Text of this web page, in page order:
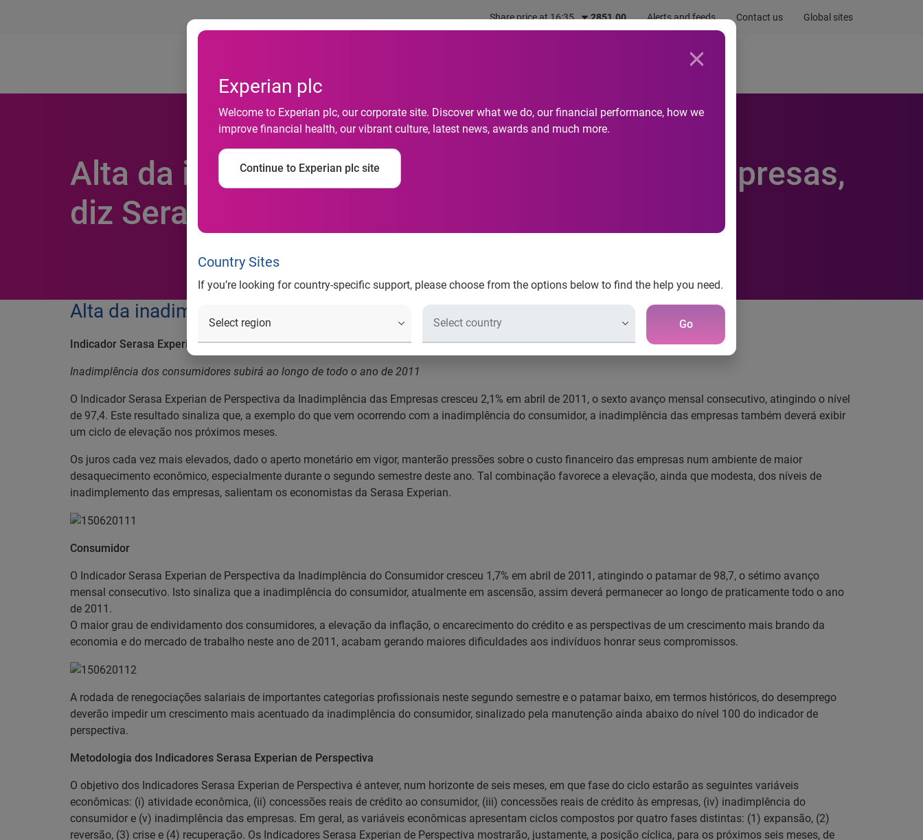
Share price at 16:35 2851.00 Alerts and feeds Contact us Global sites
Experian plc
Welcome to Experian plc, our corporate site. Discover what we do, our financial performance, how we
improve financial health, our vibrant culture, latest news, awards and much more.
Continue to Experian plc site
Country Sites
If you’re looking for country-specific support, please choose from the options below to find the help you need.
Go
Newsroom
Alta da inadimplência também atingirá as empresas,
diz Serasa Experian
Alta da inadimplência também atingirá as empresas, diz Serasa Experian
Indicador Serasa Experian de Perspectiva da Inadimplência – Abril de 2011
Inadimplência dos consumidores subirá ao longo de todo o ano de 2011
O Indicador Serasa Experian de Perspectiva da Inadimplência das Empresas cresceu 2,1% em abril de 2011, o sexto avanço mensal consecutivo, atingindo o nível
de 97,4. Este resultado sinaliza que, a exemplo do que vem ocorrendo com a inadimplência do consumidor, a inadimplência das empresas também deverá exibir
um ciclo de elevação nos próximos meses.
Os juros cada vez mais elevados, dado o aperto monetário em vigor, manterão pressões sobre o custo financeiro das empresas num ambiente de maior
desaquecimento econômico, especialmente durante o segundo semestre deste ano. Tal combinação favorece a elevação, ainda que modesta, dos níveis de
inadimplemento das empresas, salientam os economistas da Serasa Experian.
Consumidor
O Indicador Serasa Experian de Perspectiva da Inadimplência do Consumidor cresceu 1,7% em abril de 2011, atingindo o patamar de 98,7, o sétimo avanço
mensal consecutivo. Isto sinaliza que a inadimplência do consumidor, atualmente em ascensão, assim deverá permanecer ao longo de praticamente todo o ano
de 2011.
O maior grau de endividamento dos consumidores, a elevação da inflação, o encarecimento do crédito e as perspectivas de um crescimento mais brando da
economia e do mercado de trabalho neste ano de 2011, acabam gerando maiores dificuldades aos indivíduos honrar seus compromissos.
A rodada de renegociações salariais de importantes categorias profissionais neste segundo semestre e o patamar baixo, em termos históricos, do desemprego
deverão impedir um crescimento mais acentuado da inadimplência do consumidor, sinalizado pela manutenção ainda abaixo do nível 100 do indicador de
perspectiva.
Metodologia dos Indicadores Serasa Experian de Perspectiva
O objetivo dos Indicadores Serasa Experian de Perspectiva é antever, num horizonte de seis meses, em que fase do ciclo estarão as seguintes variáveis
econômicas: (i) atividade econômica, (ii) concessões reais de crédito ao consumidor, (iii) concessões reais de crédito às empresas, (iv) inadimplência do
consumidor e (v) inadimplência das empresas. Em geral, as variáveis econômicas apresentam ciclos compostos por quatro fases distintas: (1) expansão, (2)
reversão, (3) crise e (4) recuperação. Os Indicadores Serasa Experian de Perspectiva mostrarão, justamente, a posição cíclica, para os próximos seis meses, de